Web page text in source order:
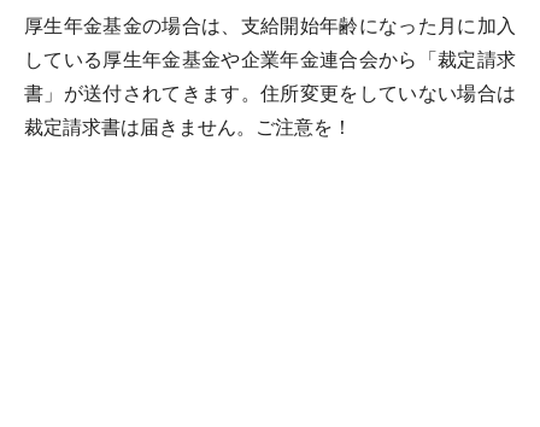
厚生年金基金の場合は、支給開始年齢になった月に加入
している厚生年金基金や企業年金連合会から「裁定請求
書」が送付されてきます。住所変更をしていない場合は
裁定請求書は届きません。ご注意を！